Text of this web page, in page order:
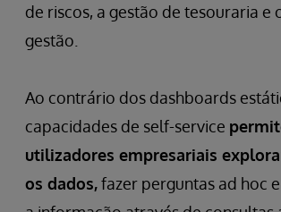
de riscos, a gestão de tesouraria e
gestão.
Ao contrário dos dashboards
capacidades de self-service
utilizadores empresariais
os dados,fazer perguntas ad hoc